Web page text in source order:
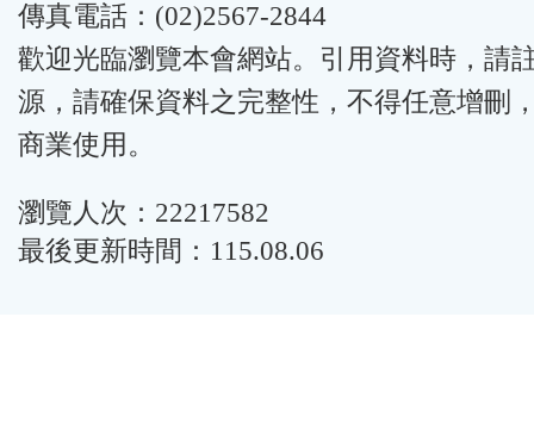
傳真電話：(02)2567-2844
歡迎光臨瀏覽本會網站。引用資料時，請
源，請確保資料之完整性，不得任意增刪
商業使用。
瀏覽人次：22217582
最後更新時間：115.08.06